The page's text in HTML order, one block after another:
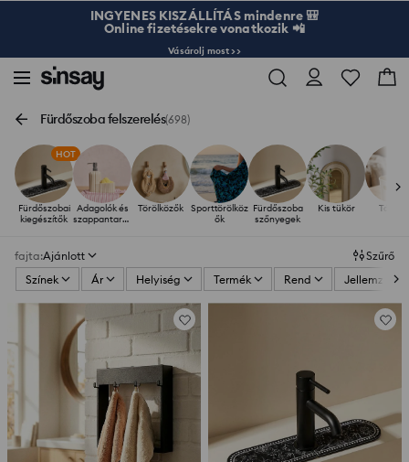
INGYENES KISZÁLLÍTÁS mindenre 🎒
Online fizetésekre vonatkozik 📲
Vásárolj most >>
Fürdőszoba felszerelés(698)
HOT
Fürdőszobai
kiegészítők
Adagolók és
szappantartó
Törölközők
Sporttörölköz
ők
Fürdőszoba
szőnyegek
Kis tükör Tárolás
fajta:Ajánlott
Szűrő
Színek
Ár Helyiség Termék Rend Jellemzők